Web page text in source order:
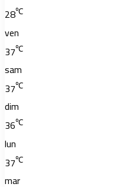
28℃
ven
37℃
sam
37℃
dim
36℃
lun
37℃
mar